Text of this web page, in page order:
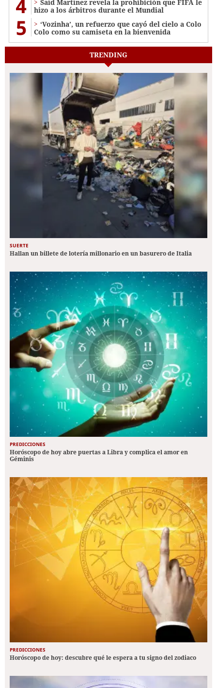
4
Saíd Martínez revela la prohibición que FIFA le
hizo a los árbitros durante el Mundial
5
‘Vozinha’, un refuerzo que cayó del cielo a Colo
Colo como su camiseta en la bienvenida
TRENDING
SUERTE
Hallan un billete de lotería millonario en un basurero de Italia
PREDICCIONES
Horóscopo de hoy abre puertas a Libra y complica el amor en
Géminis
PREDICCIONES
Horóscopo de hoy: descubre qué le espera a tu signo del zodiaco